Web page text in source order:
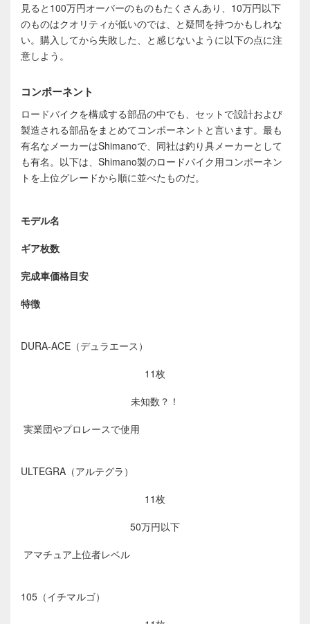
見ると100万円オーバーのものもたくさんあり、10万円以下
のものはクオリティが低いのでは、と疑問を持つかもしれな
い。購入してから失敗した、と感じないように以下の点に注
意しよう。
コンポーネント
ロードバイクを構成する部品の中でも、セットで設計および
製造される部品をまとめてコンポーネントと言います。最も
有名なメーカーはShimanoで、同社は釣り具メーカーとして
も有名。以下は、Shimano製のロードバイク用コンポーネン
トを上位グレードから順に並べたものだ。
モデル名
ギア枚数
完成車価格目安
特徴
DURA-ACE（デュラエース）
11枚
未知数？！
実業団やプロレースで使用
ULTEGRA（アルテグラ）
11枚
50万円以下
アマチュア上位者レベル
105（イチマルゴ）